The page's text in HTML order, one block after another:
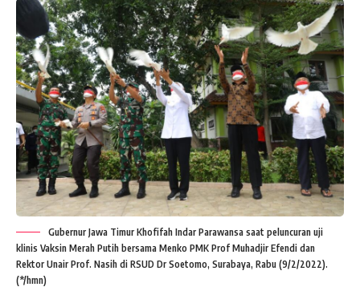
Gubernur Jawa Timur Khofifah Indar Parawansa saat peluncuran uji
klinis Vaksin Merah Putih bersama Menko PMK Prof Muhadjir Efendi dan
Rektor Unair Prof. Nasih di RSUD Dr Soetomo, Surabaya, Rabu (9/2/2022).
(*/hmn)